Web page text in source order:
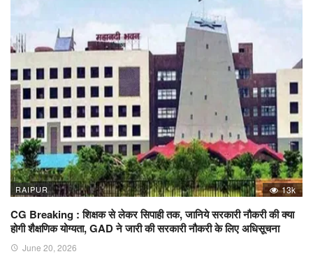
RAIPUR 13k
CG Breaking : शिक्षक से लेकर सिपाही तक, जानिये सरकारी नौकरी की क्या
होगी शैक्षणिक योग्यता, GAD ने जारी की सरकारी नौकरी के लिए अधिसूचना
June 20, 2026